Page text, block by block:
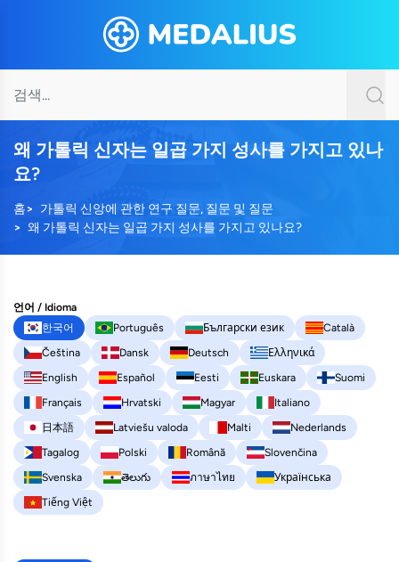
왜 가톨릭 신자는 일곱 가지 성사를 가지고 있나
요?
홈
가톨릭 신앙에 관한 연구 질문, 질문 및 질문
왜 가톨릭 신자는 일곱 가지 성사를 가지고 있나요?
언어 / Idioma
한국어
Português Български език
Català
Čeština
Dansk Deutsch
Ελληνικά
English
Español Eesti Euskara
Suomi
Français
Hrvatski Magyar
Italiano
日本語
Latviešu valoda Malti
Nederlands
Tagalog
Polski Română
Slovenčina
Svenska
తెలుగు ภาษาไทย
Українська
Tiếng Việt